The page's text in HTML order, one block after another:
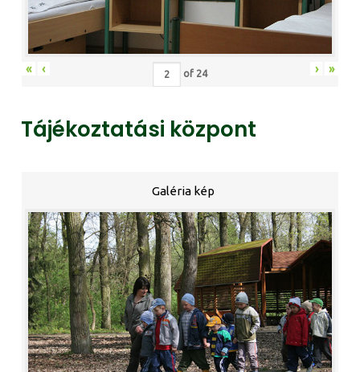
« ‹ of 24 › »
Tájékoztatási központ
Galéria kép